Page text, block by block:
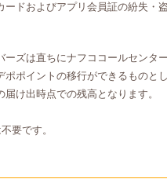
ドおよびアプリ会員証の紛失・
ズは直ちにナフココールセンタ
ポイントの移行ができるものとし
け出時点での残高となります。
要です。